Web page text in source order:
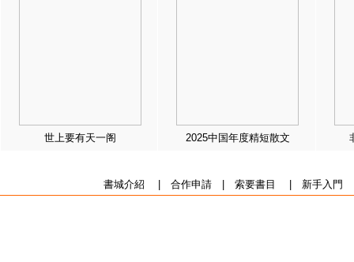
世上要有天一阁 2025中国年度精短散文
書城介紹 合作申請| 索要書目 新手入門